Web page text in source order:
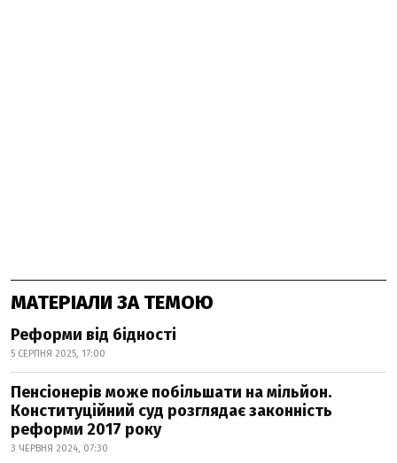
МАТЕРІАЛИ ЗА ТЕМОЮ
Реформи від бідності
5 СЕРПНЯ 2025, 17:00
Пенсіонерів може побільшати на мільйон.
Конституційний суд розглядає законність
реформи 2017 року
3 ЧЕРВНЯ 2024, 07:30